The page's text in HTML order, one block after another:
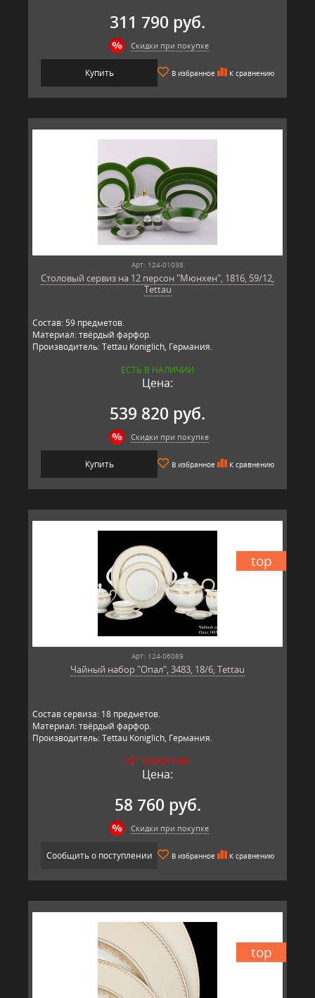
311 790 руб.
Скидки при покупке
Купить В избранное К сравнению
Арт: 124-01038
Столовый сервиз на 12 персон "Мюнхен", 1816, 59/12,
Tettau
Состав: 59 предметов.
Материал: твёрдый фарфор.
Производитель: Tettau Koniglich, Германия.
ЕСТЬ В НАЛИЧИИ
Цена:
539 820 руб.
Скидки при покупке
Купить В избранное К сравнению
top
Арт: 124-06089
Чайный набор "Опал", 3483, 18/6, Tettau
Состав сервиза: 18 предметов.
Материал: твёрдый фарфор.
Производитель: Tettau Koniglich, Германия.
НЕТ В НАЛИЧИИ
Цена:
58 760 руб.
Скидки при покупке
Сообщить о поступлении В избранное К сравнению
top